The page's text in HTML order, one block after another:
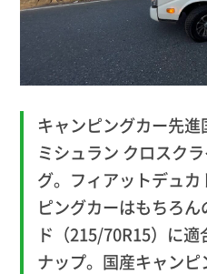
キャンピングカー先
ミシュラン クロスク
グ。フィアットデュ
ピングカーはもちろ
ド（215/70R15）に
ナップ。国産キャン